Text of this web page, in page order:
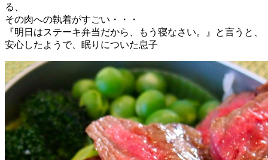
る、
その肉への執着がすごい・・・
『明日はステーキ弁当だから、もう寝なさい。』と言うと、
安心したようで、眠りについた息子